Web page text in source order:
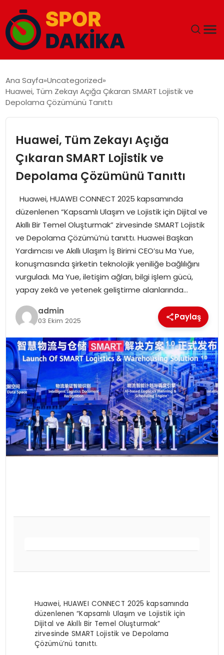
GÜNDEM
EKONOMI
MAGAZIN
SAĞLIK
SIYASET
SPOR
TEKNOLOJI
Ana Sayfa Uncategorized
Huawei, Tüm Zekayı Açığa Çıkaran SMART Lojistik ve
Depolama Çözümünü Tanıttı
Huawei, Tüm Zekayı Açığa
Çıkaran SMART Lojistik ve
Depolama Çözümünü Tanıttı
Huawei, HUAWEI CONNECT 2025 kapsamında
düzenlenen “Kapsamlı Ulaşım ve Lojistik için Dijital ve
Akıllı Bir Temel Oluşturmak” zirvesinde SMART Lojistik
ve Depolama Çözümü’nü tanıttı. Huawei Başkan
Yardımcısı ve Akıllı Ulaşım İş Birimi CEO’su Ma Yue,
konuşmasında şirketin teknolojik yeniliğe bağlılığını
vurguladı. Ma Yue, iletişim ağları, bilgi işlem gücü,
yapay zekâ ve yetenek geliştirme alanlarında…
admin
03 Ekim 2025 Paylaş
Huawei, HUAWEI CONNECT 2025 kapsamında
düzenlenen “Kapsamlı Ulaşım ve Lojistik için
Dijital ve Akıllı Bir Temel Oluşturmak”
zirvesinde SMART Lojistik ve Depolama
Çözümü’nü tanıttı.